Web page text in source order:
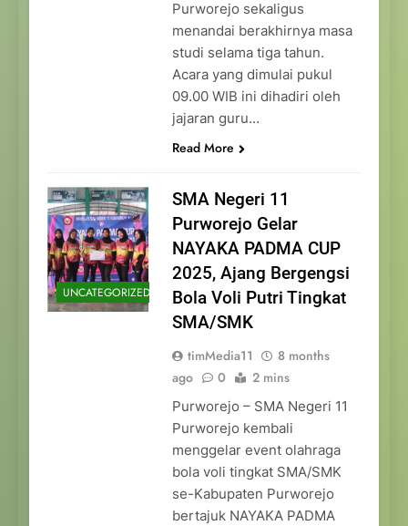
Purworejo sekaligus
menandai berakhirnya masa
studi selama tiga tahun.
Acara yang dimulai pukul
09.00 WIB ini dihadiri oleh
jajaran guru…
Read More
UNCATEGORIZED
SMA Negeri 11
Purworejo Gelar
NAYAKA PADMA CUP
2025, Ajang Bergengsi
Bola Voli Putri Tingkat
SMA/SMK
timMedia11
8 months
ago
0 2 mins
Purworejo – SMA Negeri 11
Purworejo kembali
menggelar event olahraga
bola voli tingkat SMA/SMK
se-Kabupaten Purworejo
bertajuk NAYAKA PADMA